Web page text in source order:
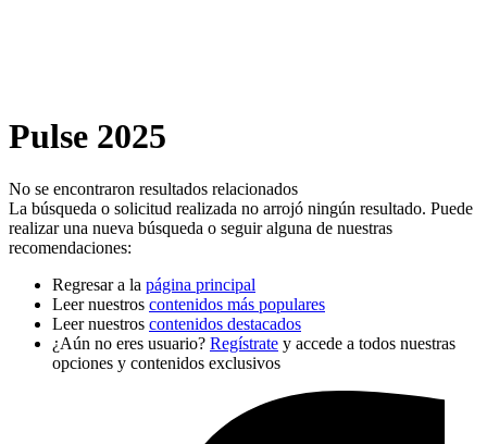
Pulse 2025
No se encontraron resultados relacionados
La búsqueda o solicitud realizada no arrojó ningún resultado. Puede
realizar una nueva búsqueda o seguir alguna de nuestras
recomendaciones:
Regresar a la página principal
Leer nuestros contenidos más populares
Leer nuestros contenidos destacados
¿Aún no eres usuario? Regístrate y accede a todos nuestras
opciones y contenidos exclusivos